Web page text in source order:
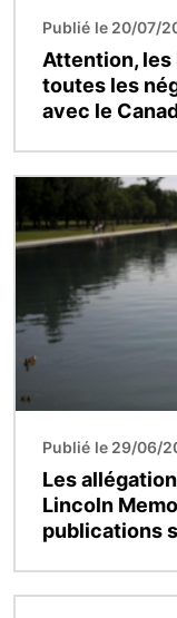
Publié le 20/07/
Attention, les
toutes les
avec le
Publié le 29/06/
Les
Lincoln
publications